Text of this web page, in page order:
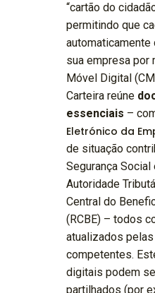
“cartão do
permitindo que
sua empresa por
Móvel Digital
Carteira reúne
essenciais –
Eletrónico da
de situação
Segurança Social
Autoridade
Central do
(RCBE) – todos
atualizados
competentes.
digitais podem
partilhados (por